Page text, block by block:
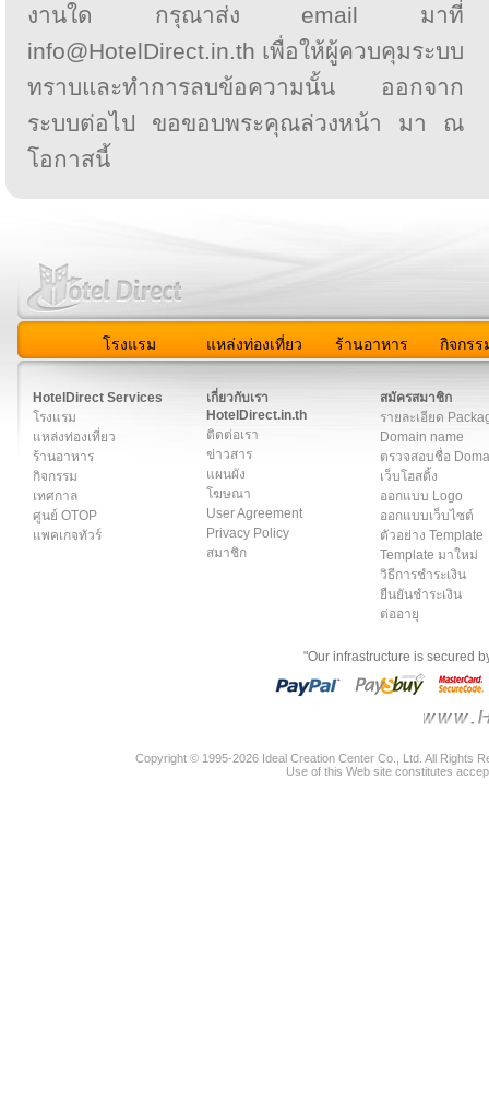
งานใด กรุณาส่ง email มาที่
info@HotelDirect.in.th เพื่อให้ผู้ควบคุมระบบ
ทราบและทำการลบข้อความนั้น ออกจาก
ระบบต่อไป ขอขอบพระคุณล่วงหน้า มา ณ
โอกาสนี้
โรงแรม แหล่งท่องเที่ยว ร้านอาหาร กิจกรร
HotelDirect Services
โรงแรม
แหล่งท่องเที่ยว
ร้านอาหาร
กิจกรรม
เทศกาล
ศูนย์ OTOP
แพคเกจทัวร์
เกี่ยวกับเรา
HotelDirect.in.th
ติดต่อเรา
ข่าวสาร
แผนผัง
โฆษณา
User Agreement
Privacy Policy
สมาชิก
สมัครสมาชิก
รายละเอียด
Domain name
ตรวจสอบชื่อ
เว็บโฮสติ้ง
ออกแบบ Logo
ออกแบบเว็บไซต์
ตัวอย่าง Template
Template มาใหม่
วิธีการชำระเงิน
ยืนยันชำระเงิน
ต่ออายุ
"Our infrastructure is secured
Copyright © 1995-2026 Ideal Creation Center Co., Ltd. All Rights
Use of this Web site constitutes